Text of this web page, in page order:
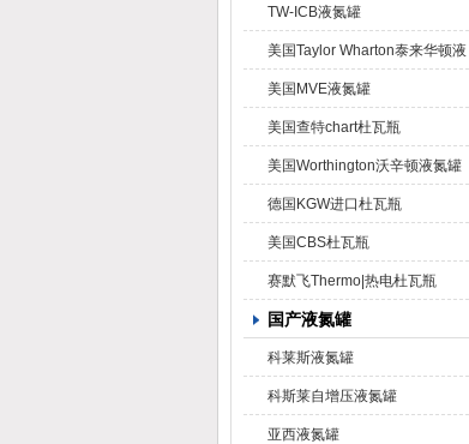
TW-ICB液氮罐
美国Taylor Wharton泰来华顿液
氮罐
美国MVE液氮罐
美国查特chart杜瓦瓶
美国Worthington沃辛顿液氮罐
德国KGW进口杜瓦瓶
美国CBS杜瓦瓶
赛默飞Thermo|热电杜瓦瓶
国产液氮罐
科莱斯液氮罐
科斯莱自增压液氮罐
亚西液氮罐